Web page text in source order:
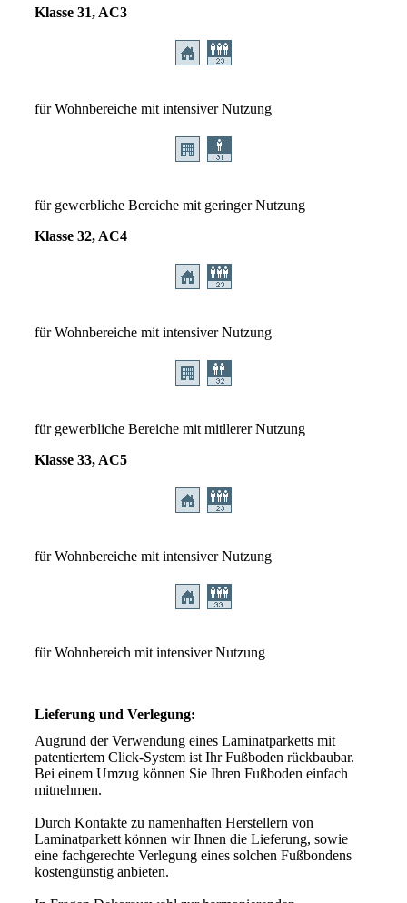
Klasse 31, AC3
für Wohnbereiche mit intensiver Nutzung
für gewerbliche Bereiche mit geringer Nutzung
Klasse 32, AC4
für Wohnbereiche mit intensiver Nutzung
für gewerbliche Bereiche mit mitllerer Nutzung
Klasse 33, AC5
für Wohnbereiche mit intensiver Nutzung
für Wohnbereich mit intensiver Nutzung
Lieferung und Verlegung:
Augrund der Verwendung eines Laminatparketts mit
patentiertem Click-System ist Ihr Fußboden rückbaubar.
Bei einem Umzug können Sie Ihren Fußboden einfach
mitnehmen.
Durch Kontakte zu namenhaften Herstellern von
Laminatparkett können wir Ihnen die Lieferung, sowie
eine fachgerechte Verlegung eines solchen Fußbondens
kostengünstig anbieten.